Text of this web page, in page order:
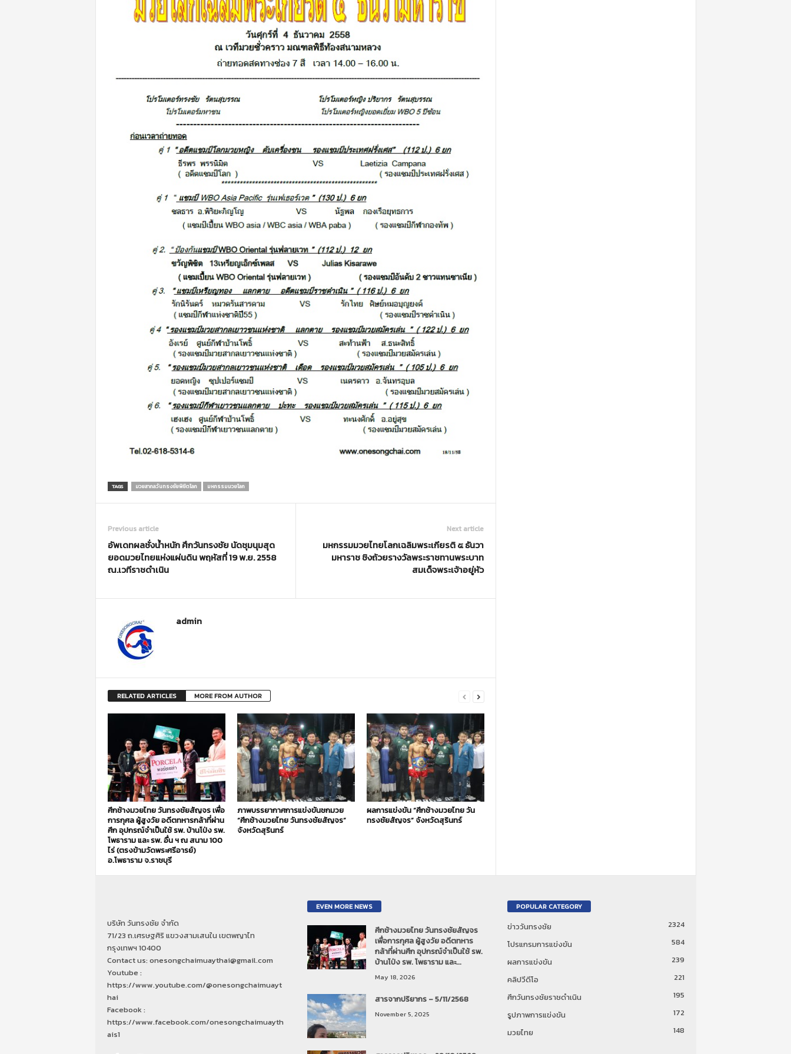
TAGS มวยสากลวันทรงชัยพิชิตโลก มหกรรมมวยโลก
Previous article
อัพเดทผลชั่งน้ำหนัก ศึกวันทรงชัย นัดชุมนุมสุด
ยอดมวยไทยแห่งแผ่นดิน พฤหัสที่ 19 พ.ย. 2558
ณ.เวทีราชดำเนิน
Next article
มหกรรมมวยไทยโลกเฉลิมพระเกียรติ ๕ ธันวา
มหาราช ชิงถ้วยรางวัลพระราชทานพระบาท
สมเด็จพระเจ้าอยู่หัว
admin
RELATED ARTICLES MORE FROM AUTHOR
ศึกช้างมวยไทย วันทรงชัยสัญจร เพื่อ
การกุศล ผู้สูงวัย อดีตทหารกล้าที่ผ่าน
ศึก อุปกรณ์จำเป็นใช้ รพ. บ้านโป่ง รพ.
โพธาราม และ รพ. อื่น ฯ ณ สนาม 100
ไร่ (ตรงข้ามวัดพระศรีอารย์)
อ.โพธาราม จ.ราชบุรี
ภาพบรรยากาศการแข่งขันชกมวย
“ศึกช้างมวยไทย วันทรงชัยสัญจร”
จังหวัดสุรินทร์
ผลการแข่งขัน “ศึกช้างมวยไทย วัน
ทรงชัยสัญจร” จังหวัดสุรินทร์
บริษัท วันทรงชัย จำกัด
71/23 ถ.เศรษฐศิริ แขวงสามเสนใน เขตพญาไท
กรุงเทพฯ 10400
Contact us: onesongchaimuaythai@gmail.com
Youtube :
https://www.youtube.com/@onesongchaimuayt
hai
Facebook :
https://www.facebook.com/onesongchaimuayth
ais1
EVEN MORE NEWS
ศึกช้างมวยไทย วันทรงชัยสัญจร
เพื่อการกุศล ผู้สูงวัย อดีตทหาร
กล้าที่ผ่านศึก อุปกรณ์จำเป็นใช้ รพ.
บ้านโป่ง รพ. โพธาราม และ...
May 18, 2026
สารจากปริยากร – 5/11/2568
November 5, 2025
POPULAR CATEGORY
ข่าววันทรงชัย
2324
โปรแกรมการแข่งขัน
584
ผลการแข่งขัน
239
คลิปวีดีโอ
221
ศึกวันทรงชัยราชดำเนิน
195
รูปภาพการแข่งขัน
172
มวยไทย
148